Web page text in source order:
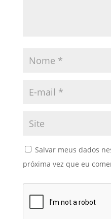
Salvar meus dados
próxima vez que eu